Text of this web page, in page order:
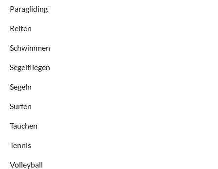
Paragliding
Reiten
Schwimmen
Segelfliegen
Segeln
Surfen
Tauchen
Tennis
Volleyball